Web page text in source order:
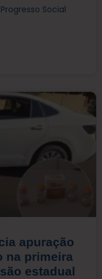
Social
apuração
na primeira
estadual